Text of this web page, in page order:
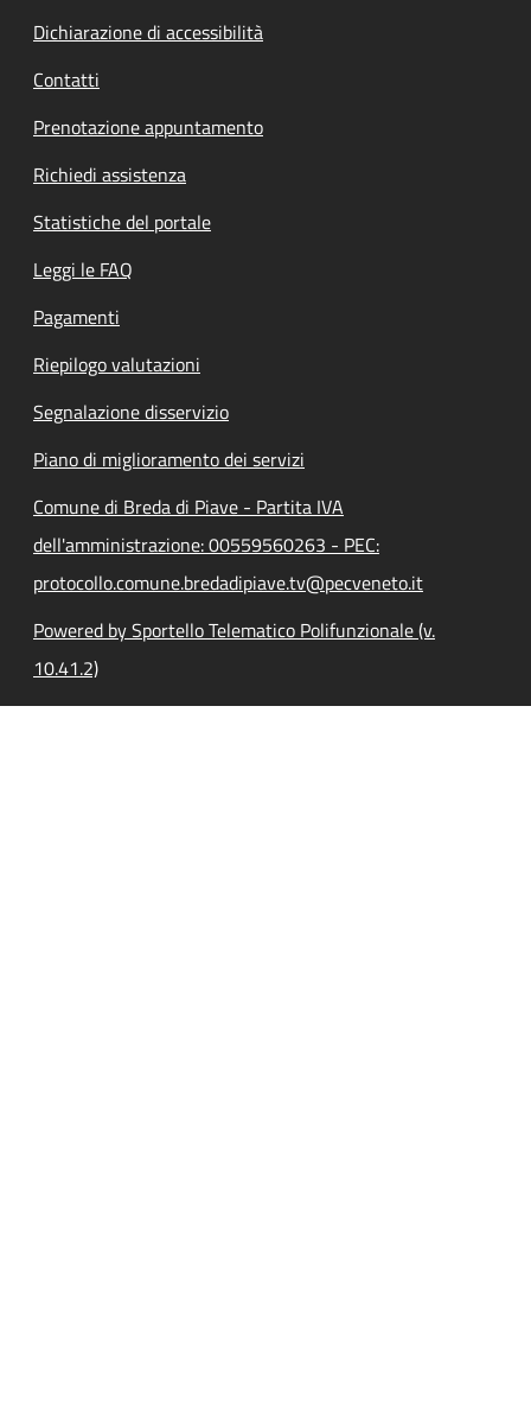
Dichiarazione di accessibilità
Contatti
Prenotazione appuntamento
Richiedi assistenza
Statistiche del portale
Leggi le FAQ
Pagamenti
Riepilogo valutazioni
Segnalazione disservizio
Piano di miglioramento dei servizi
Comune di Breda di Piave - Partita IVA
dell'amministrazione: 00559560263 - PEC:
protocollo.comune.bredadipiave.tv@pecveneto.it
Powered by Sportello Telematico Polifunzionale (v.
10.41.2)